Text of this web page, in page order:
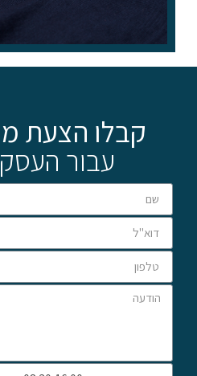
קבלו הצעת
עבור